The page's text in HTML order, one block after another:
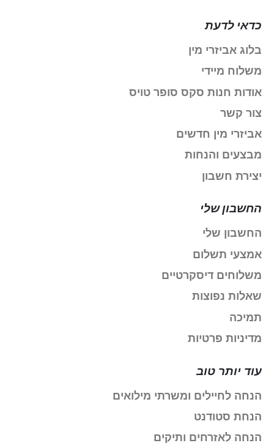
כדאי לדעת
בלוג אביזרי מין
משלוח מיידי
אודות חנות סקס סופר טויס
צור קשר
אביזרי מין חדשים
מבצעים והנחות
יצירת חשבון
החשבון שלי
החשבון שלי
אמצעי תשלום
משלוחים דיסקרטיים
שאלות נפוצות
תמיכה
מדיניות פרטיות
עוד יותר טוב
הנחה לחיילים ומשרתי מילואים
הנחת סטודנט
הנחה לאזרחים ותיקים